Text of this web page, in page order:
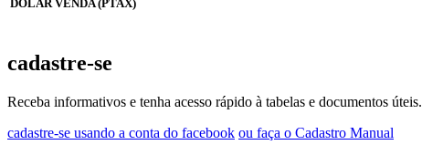
DOLAR VENDA (PTAX)
cadastre-se
Receba informativos e tenha acesso rápido à tabelas e documentos úteis.
cadastre-se usando a conta do facebook ou faça o Cadastro Manual